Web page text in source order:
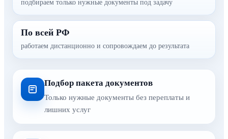
подбираем только нужные документы под задачу
По всей РФ
работаем дистанционно и сопровождаем до результата
Подбор пакета документов
Только нужные документы без переплаты и
лишних услуг